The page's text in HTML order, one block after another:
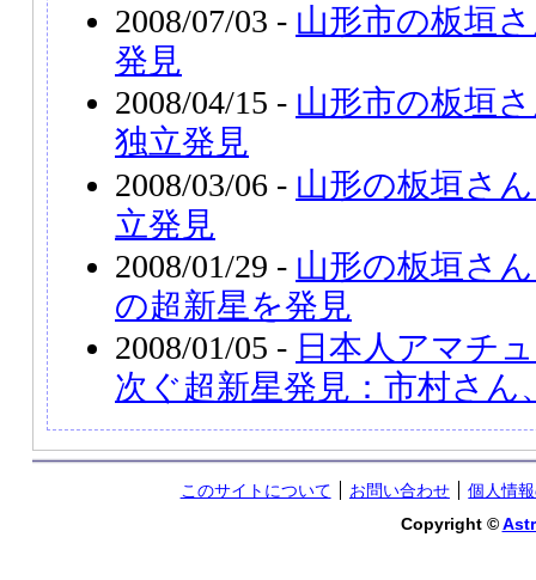
2008/07/03 - 山形市の板垣
発見
2008/04/15 - 山形市の板垣
独立発見
2008/03/06 - 山形の板垣さ
立発見
2008/01/29 - 山形の板垣さ
の超新星を発見
2008/01/05 - 日本人アマチ
次ぐ超新星発見：市村さん
このサイトについて お問い合わせ
個人情
Copyright ©